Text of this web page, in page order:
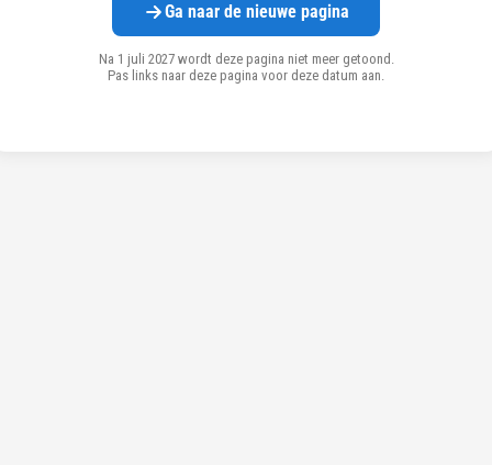
Ga naar de nieuwe pagina
Na 1 juli 2027 wordt deze pagina niet meer getoond.
Pas links naar deze pagina voor deze datum aan.